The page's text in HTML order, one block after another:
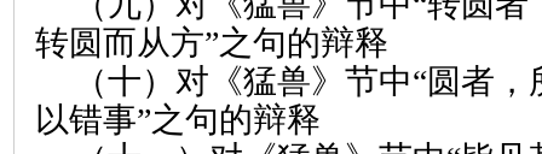
转圆而从方”之句的辩释
（十）对《猛兽》节中“圆者
以错事”之句的辩释